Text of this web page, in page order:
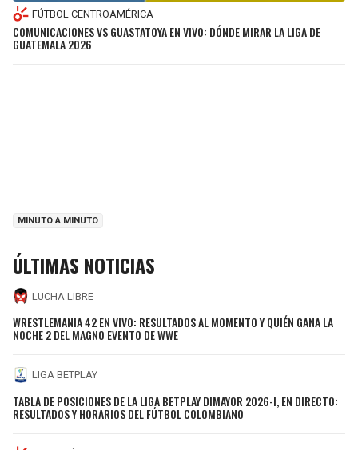
FÚTBOL CENTROAMÉRICA
COMUNICACIONES VS GUASTATOYA EN VIVO: DÓNDE MIRAR LA LIGA DE
GUATEMALA 2026
MINUTO A MINUTO
ÚLTIMAS NOTICIAS
LUCHA LIBRE
WRESTLEMANIA 42 EN VIVO: RESULTADOS AL MOMENTO Y QUIÉN GANA LA
NOCHE 2 DEL MAGNO EVENTO DE WWE
LIGA BETPLAY
TABLA DE POSICIONES DE LA LIGA BETPLAY DIMAYOR 2026-I, EN DIRECTO:
RESULTADOS Y HORARIOS DEL FÚTBOL COLOMBIANO